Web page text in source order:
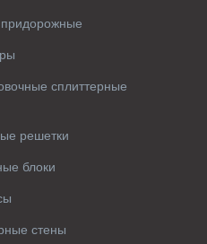
сплиттерные
решетки
блоки
стены